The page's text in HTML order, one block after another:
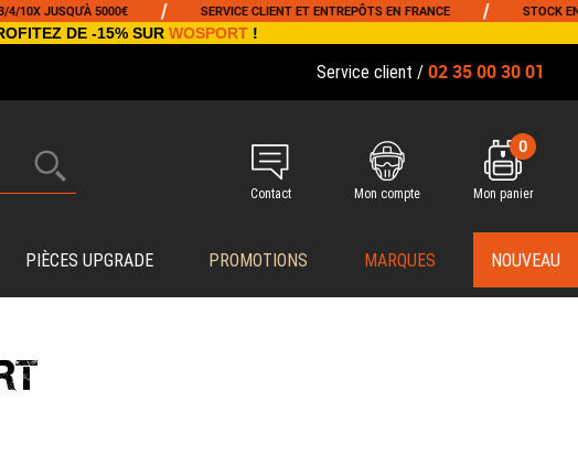
5000€ / SERVICE CLIENT ET ENTREPÔTS EN FRANCE / STOCK EN TEMPS
DE -15% SUR WOSPORT!
Service client / 02 35 00 30 01
Contact Mon compte
0
Mon panier
PIÈCES UPGRADE PROMOTIONS MARQUES NOUVEAU